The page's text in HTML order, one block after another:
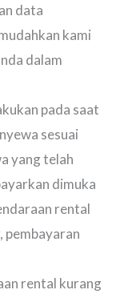
data
kami
dalam
pada saat
sesuai
yang telah
dimuka
rental
pembayaran
rental kurang